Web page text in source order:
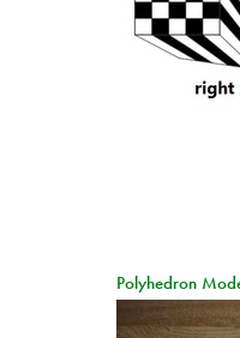
Polyhedron